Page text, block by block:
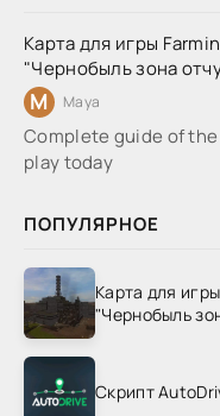
Карта для игры
"Чернобыль зона
M Maya
Complete guide of
play today
ПОПУЛЯРНОЕ
Карта для
"Чернобыль
Скрипт